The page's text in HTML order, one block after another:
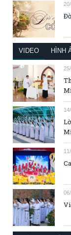
VIDEO HÌNH